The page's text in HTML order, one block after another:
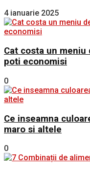
4 ianuarie 2025
Cat costa un
poti economisi
0
Ce inseamna
maro si altele
0